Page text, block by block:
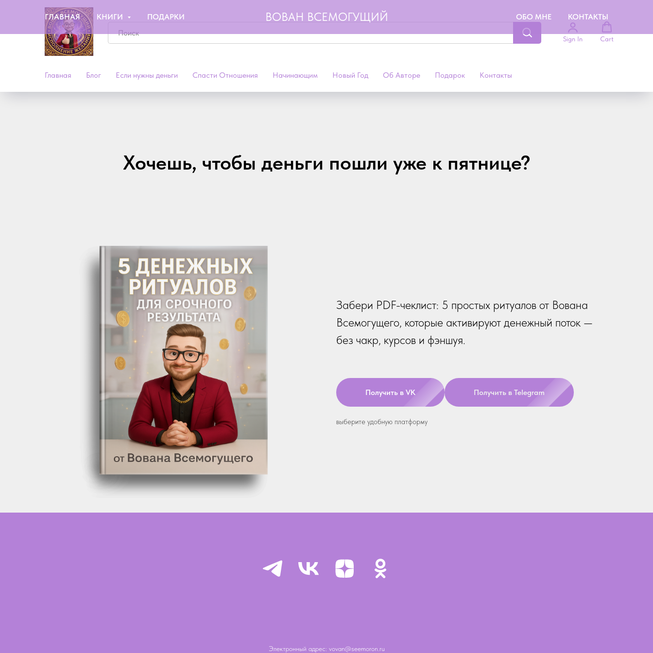
Sign In Cart
Главная Блог Если нужны деньги Спасти Отношения Начинающим Новый Год Об Авторе Подарок Контакты
ВОВАН ВСЕМОГУЩИЙ
ГЛАВНАЯ КНИГИ ПОДАРКИ ОБО МНЕ КОНТАКТЫ
Хочешь, чтобы деньги пошли уже к пятнице?
Забери PDF-чеклист: 5 простых ритуалов от Вована
Всемогущего, которые активируют денежный поток —
без чакр, курсов и фэншуя.
Получить в VK Получить в Telegram
выберите удобную платформу
Электронный адрес: vovan@seemoron.ru